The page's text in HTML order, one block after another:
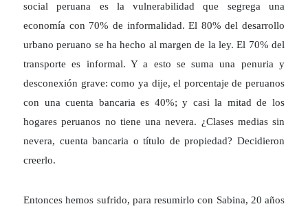
social peruana es la vulnerabilidad que segrega una
economía con 70% de informalidad. El 80% del desarrollo
urbano peruano se ha hecho al margen de la ley. El 70% del
transporte es informal. Y a esto se suma una penuria y
desconexión grave: como ya dije, el porcentaje de peruanos
con una cuenta bancaria es 40%; y casi la mitad de los
hogares peruanos no tiene una nevera. ¿Clases medias sin
nevera, cuenta bancaria o título de propiedad? Decidieron
creerlo.
Entonces hemos sufrido, para resumirlo con Sabina, 20 años